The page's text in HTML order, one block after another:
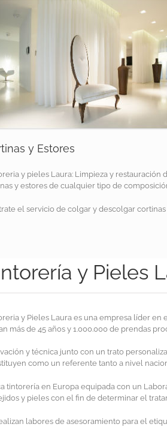
y Estores
y pieles Laura: Limpieza y restauración
y estores de cualquier tipo de
el servicio de colgar y descolgar cortinas
y Pieles
y Pieles Laura es una empresa líder en
más de 45 años y 1.000.000 de prendas
y técnica junto con un trato
como un referente tanto a nivel
tintorería en Europa equipada con un
y pieles con el fin de determinar el
labores de asesoramiento para el